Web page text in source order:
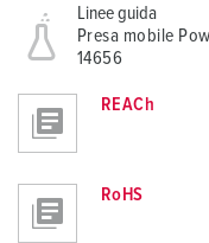
Linee guida
Presa mobile
14656
REACh
RoHS